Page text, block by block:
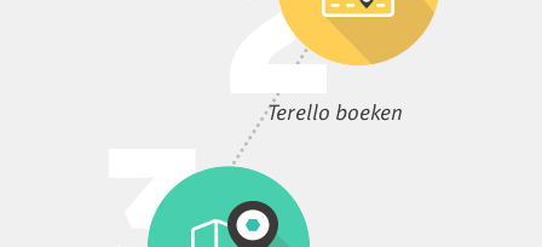
Terello boeken